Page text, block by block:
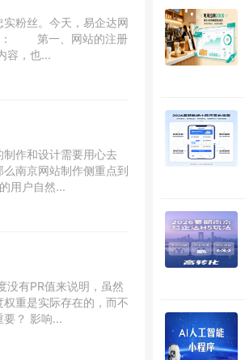
粉丝。今天，易企达网
点： 第一、网站的注册
容，也...
作和设计需要用心去
南京网站制作侧重点到
用户自然...
没有PR值来说明，虽然
重是实际存在的，而不
要？ 影响...